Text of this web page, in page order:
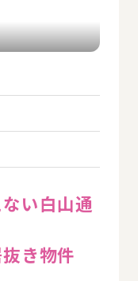
い白山通
き物件